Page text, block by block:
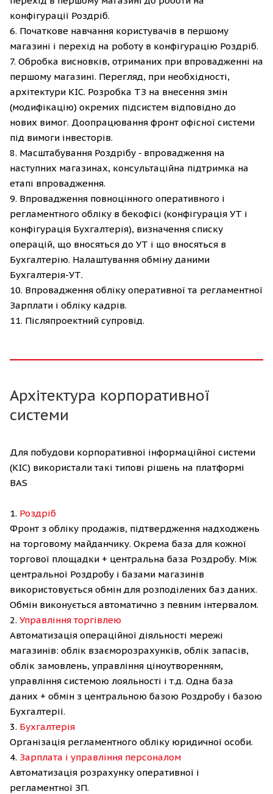
конфігурації Роздріб.
6. Початкове навчання користувачів в першому
магазині і перехід на роботу в конфігурацію Роздріб.
7. Обробка висновків, отриманих при впровадженні на
першому магазині. Перегляд, при необхідності,
архітектури КІС. Розробка ТЗ на внесення змін
(модифікацію) окремих підсистем відповідно до
нових вимог. Доопрацювання фронт офісної системи
під вимоги інвесторів.
8. Масштабування Роздрібу - впровадження на
наступних магазинах, консультаційна підтримка на
етапі впровадження.
9. Впровадження повноцінного оперативного і
регламентного обліку в бекофісі (конфігурація УТ і
конфігурація Бухгалтерія), визначення списку
операцій, що вносяться до УТ і що вносяться в
Бухгалтерію. Налаштування обміну даними
Бухгалтерія-УТ.
10. Впровадження обліку оперативної та регламентної
Зарплати і обліку кадрів.
11. Післяпроектний супровід.
Архітектура корпоративної
системи
Для побудови корпоративної інформаційної системи
(КІС) використали такі типові рішень на платформі
BAS
1. Роздріб
Фронт з обліку продажів, підтвердження надходжень
на торговому майданчику. Окрема база для кожної
торгової площадки + центральна база Роздробу. Між
центральної Роздробу і базами магазинів
використовується обмін для розподілених баз даних.
Обмін виконується автоматично з певним інтервалом.
2. Управління торгівлею
Автоматизація операційної діяльності мережі
магазинів: облік взаєморозрахунків, облік запасів,
облік замовлень, управління ціноутворенням,
управління системою лояльності і т.д. Одна база
даних + обмін з центральною базою Роздробу і базою
Бухгалтерії.
3. Бухгалтерія
Організація регламентного обліку юридичної особи.
4. Зарплата і управління персоналом
Автоматизація розрахунку оперативної і
регламентної ЗП.